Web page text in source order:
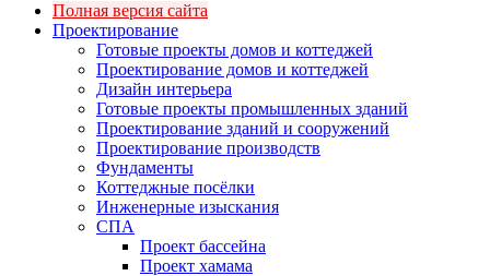
Полная версия сайта
Проектирование
Готовые проекты домов и коттеджей
Проектирование домов и коттеджей
Дизайн интерьера
Готовые проекты промышленных зданий
Проектирование зданий и сооружений
Проектирование производств
Фундаменты
Коттеджные посёлки
Инженерные изыскания
СПА
Проект бассейна
Проект хамама